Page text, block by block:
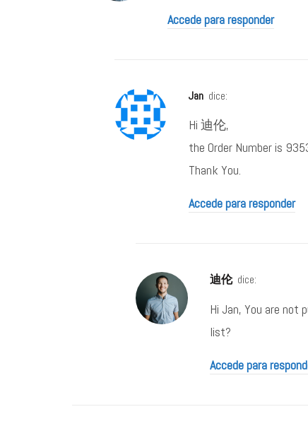
Accede para responder
Jan dice:
Hi 迪伦,
the Order Number is
Thank You.
Accede para responder
迪伦 dice:
Hi Jan, You are not
list?
Accede para